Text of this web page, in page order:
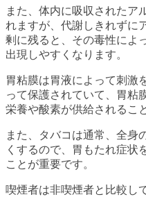
また、体内に吸収されたア
れますが、代謝しきれずに
剰に残ると、その毒性によ
出現しやすくなります。
胃粘膜は胃液によって刺激
って保護されていて、胃粘
栄養や酸素が供給されるこ
また、タバコは通常、全身
くするので、胃もたれ症状
ことが重要です。
喫煙者は非喫煙者と比較し